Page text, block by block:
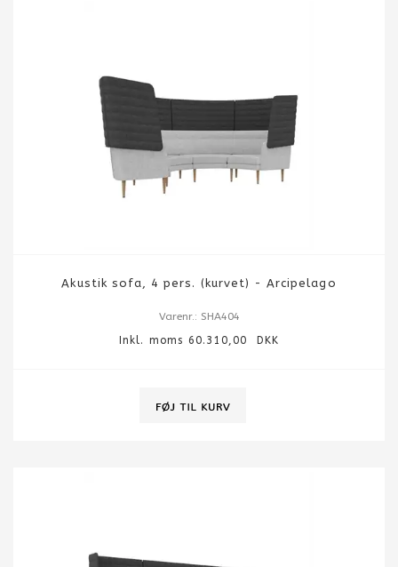
Akustik sofa, 4 pers. (kurvet) - Arcipelago
Varenr.: SHA404
Inkl. moms 60.310,00 DKK